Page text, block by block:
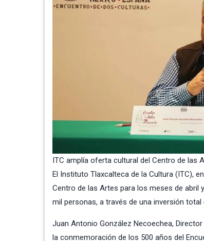
ITC amplía oferta cultural del Centro de las
El
Instituto Tlaxcalteca de la Cultura (ITC),
Centro de las Artes para los meses de abril
mil personas, a través de una inversión
Juan Antonio González Necoechea,
la conmemoración de los 500 años del